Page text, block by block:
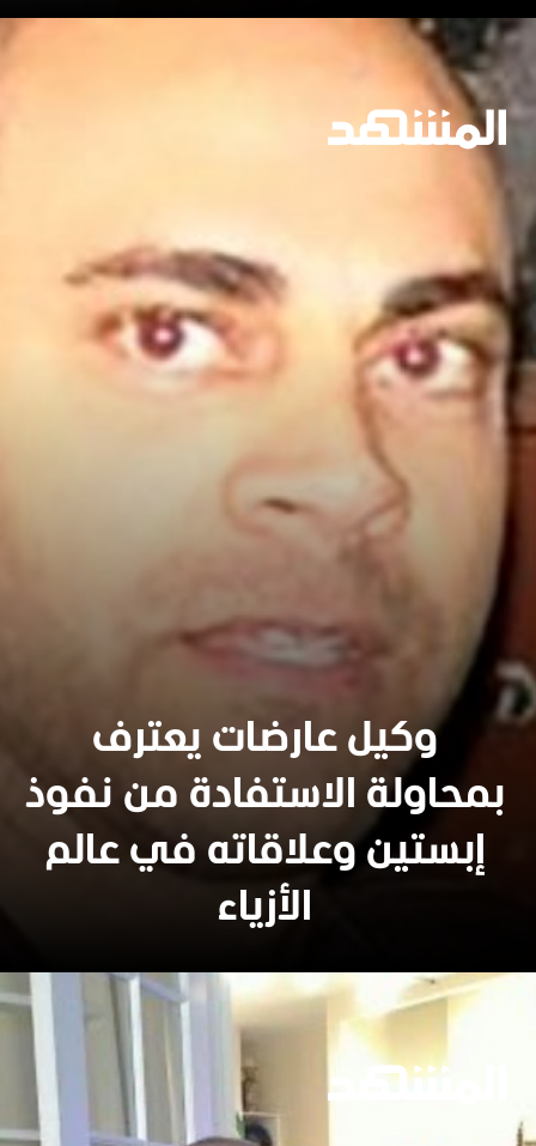
وكيل عارضات يعترف
بمحاولة الاستفادة من نفوذ
إبستين وعلاقاته في عالم
الأزياء